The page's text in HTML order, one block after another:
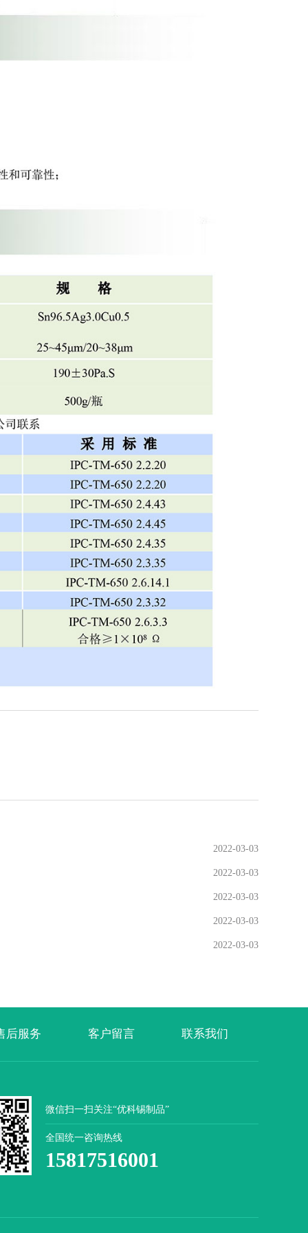
2022-03-03
2022-03-03
2022-03-03
2022-03-03
2022-03-03
后服务 客户留言 联系我们
微信扫一扫关注“优科锡制品”
全国统一咨询热线
15817516001